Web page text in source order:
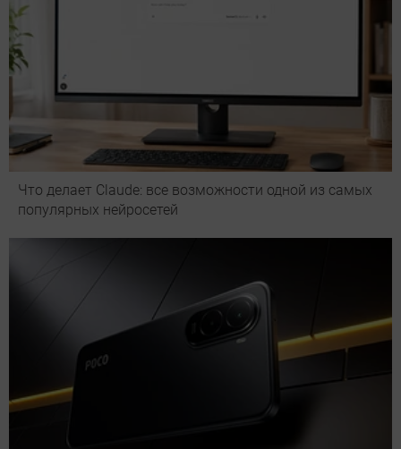
Что делает Сlaude: все возможности одной из самых
популярных нейросетей